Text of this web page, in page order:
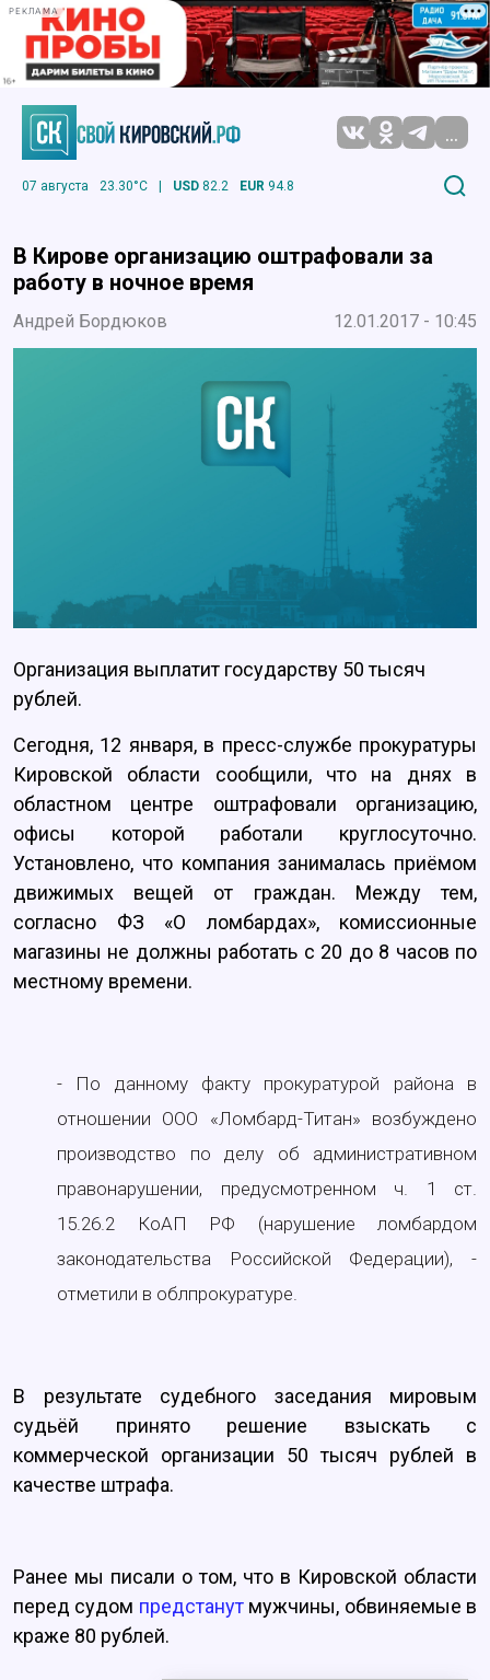
РЕКЛАМА
...
07 августа 23.30°C | USD 82.2 EUR 94.8
В Кирове организацию оштрафовали за
работу в ночное время
Андрей Бордюков 12.01.2017 - 10:45
Организация выплатит государству 50 тысяч
рублей.
Сегодня, 12 января, в пресс-службе прокуратуры
Кировской области сообщили, что на днях в
областном центре оштрафовали организацию,
офисы которой работали круглосуточно.
Установлено, что компания занималась приёмом
движимых вещей от граждан. Между тем,
согласно ФЗ «О ломбардах», комиссионные
магазины не должны работать с 20 до 8 часов по
местному времени.
- По данному факту прокуратурой района в
отношении ООО «Ломбард-Титан» возбуждено
производство по делу об административном
правонарушении, предусмотренном ч. 1 ст.
15.26.2 КоАП РФ (нарушение ломбардом
законодательства Российской Федерации), -
отметили в облпрокуратуре.
В результате судебного заседания мировым
судьёй принято решение взыскать с
коммерческой организации 50 тысяч рублей в
качестве штрафа.
Ранее мы писали о том, что в Кировской области
перед судом предстанутмужчины, обвиняемые в
краже 80 рублей.